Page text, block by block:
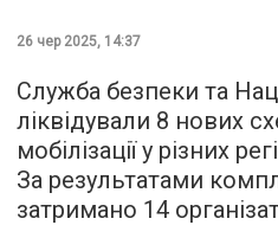
26 чер 2025, 14:37
Служба безпеки та
ліквідували 8 нових
мобілізації у різних
За результатами
затримано 14